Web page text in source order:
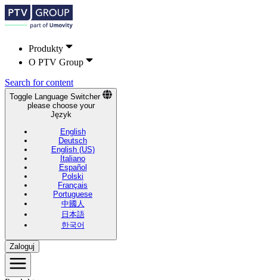
Produkty
O PTV Group
Search for content
Toggle Language Switcher
please choose your
Język
English
Deutsch
English (US)
Italiano
Español
Polski
Français
Portuguese
中國人
日本語
한국어
Zaloguj